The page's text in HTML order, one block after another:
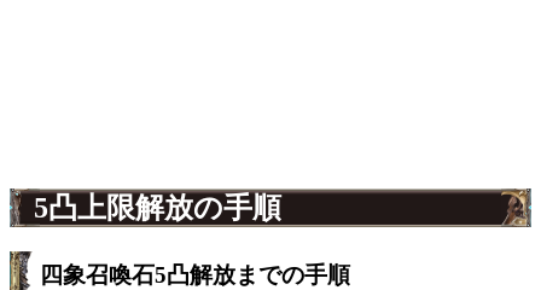
5凸上限解放の手順
四象召喚石5凸解放までの手順